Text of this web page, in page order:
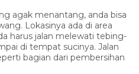
agak menantang, anda bisa
Lokasinya ada di area
harus jalan melewati tebing-
di tempat sucinya. Jalan
bagian dari pembersihan